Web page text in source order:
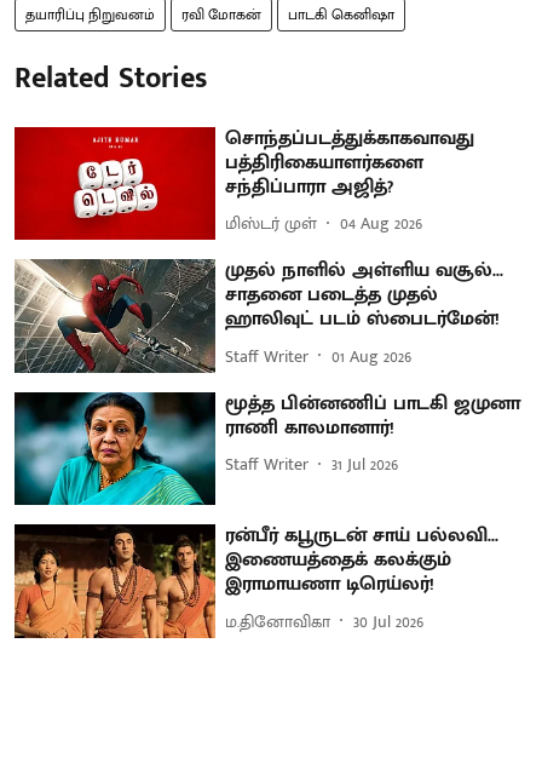
தயாரிப்பு நிறுவனம் ரவி மோகன் பாடகி கெனிஷா
Related Stories
சொந்தப்படத்துக்காகவாவது
பத்திரிகையாளர்களை
சந்திப்பாரா அஜித்?
மிஸ்டர் முள் 04 Aug 2026
முதல் நாளில் அள்ளிய வசூல்...
சாதனை படைத்த முதல்
ஹாலிவுட் படம் ஸ்பைடர்மேன்!
Staff Writer 01 Aug 2026
மூத்த பின்னணிப் பாடகி ஜமுனா
ராணி காலமானார்!
Staff Writer 31 Jul 2026
ரன்பீர் கபூருடன் சாய் பல்லவி...
இணையத்தைக் கலக்கும்
இராமாயணா டிரெய்லர்!
ம.தினோவிகா 30 Jul 2026